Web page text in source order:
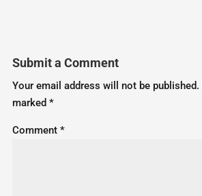
Submit a Comment
Your email address will not be published.
marked *
Comment *